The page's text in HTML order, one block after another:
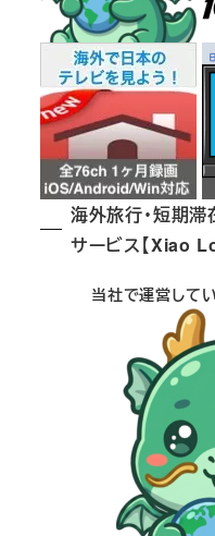
海外旅行・短期
サービス【Xiao
当社で運営して